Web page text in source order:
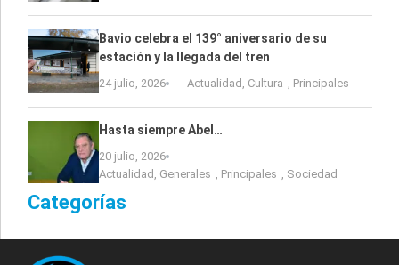
Bavio celebra el 139° aniversario de su
estación y la llegada del tren
24 julio, 2026 Actualidad Cultura Principales
Hasta siempre Abel…
20 julio, 2026
Actualidad Generales Principales Sociedad
Categorías